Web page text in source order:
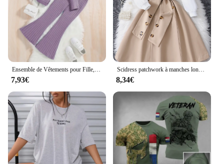
7,93€
Scidress patchwork à manches longues pour filles, bouton à revers
8,34€